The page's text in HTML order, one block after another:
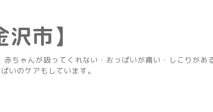
市】
ちゃんが吸ってくれない・おっぱいが痛い・しこりがあ
いのケアもしています。